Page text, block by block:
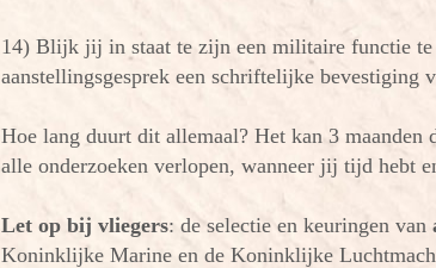
14) Blijk jij in staat te zijn een militaire functie
aanstellingsgesprek een schriftelijke bevestiging
Hoe lang duurt dit allemaal? Het kan 3 maanden
alle onderzoeken verlopen, wanneer jij tijd hebt
Let op bij vliegers: de selectie en keuringen van
Koninklijke Marine en de Koninklijke